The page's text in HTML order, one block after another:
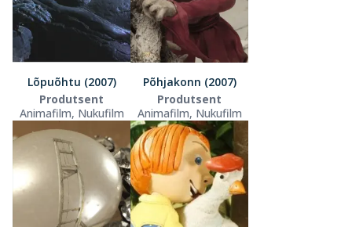
Lõpuõhtu (2007)
Produtsent
Animafilm, Nukufilm
Põhjakonn (2007)
Produtsent
Animafilm, Nukufilm